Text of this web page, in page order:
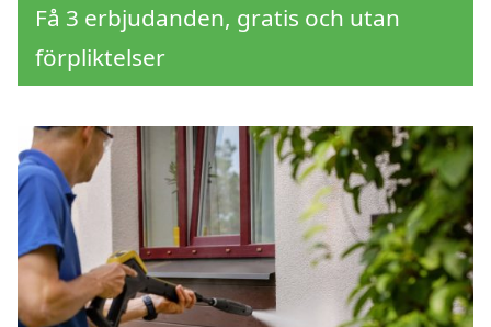
Få 3 erbjudanden, gratis och utan
förpliktelser